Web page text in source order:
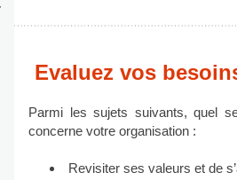
Evaluez vos
Parmi les sujets suivants, quel
concerne votre organisation :
Revisiter ses valeurs et de